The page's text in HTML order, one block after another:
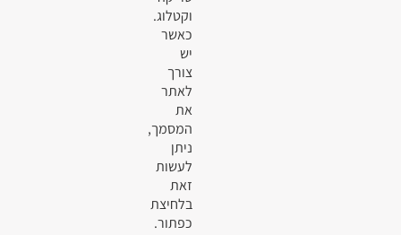
וקטלוג.
כאשר
יש
צורך
לאתר
את
המסמך,
ניתן
לעשות
זאת
בלחיצת
כפתור.